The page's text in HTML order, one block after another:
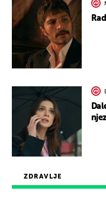
ZDRAVLJE